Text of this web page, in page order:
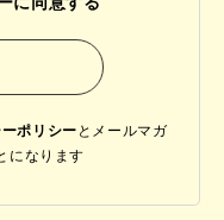
ポリシー と メールマガ
になります